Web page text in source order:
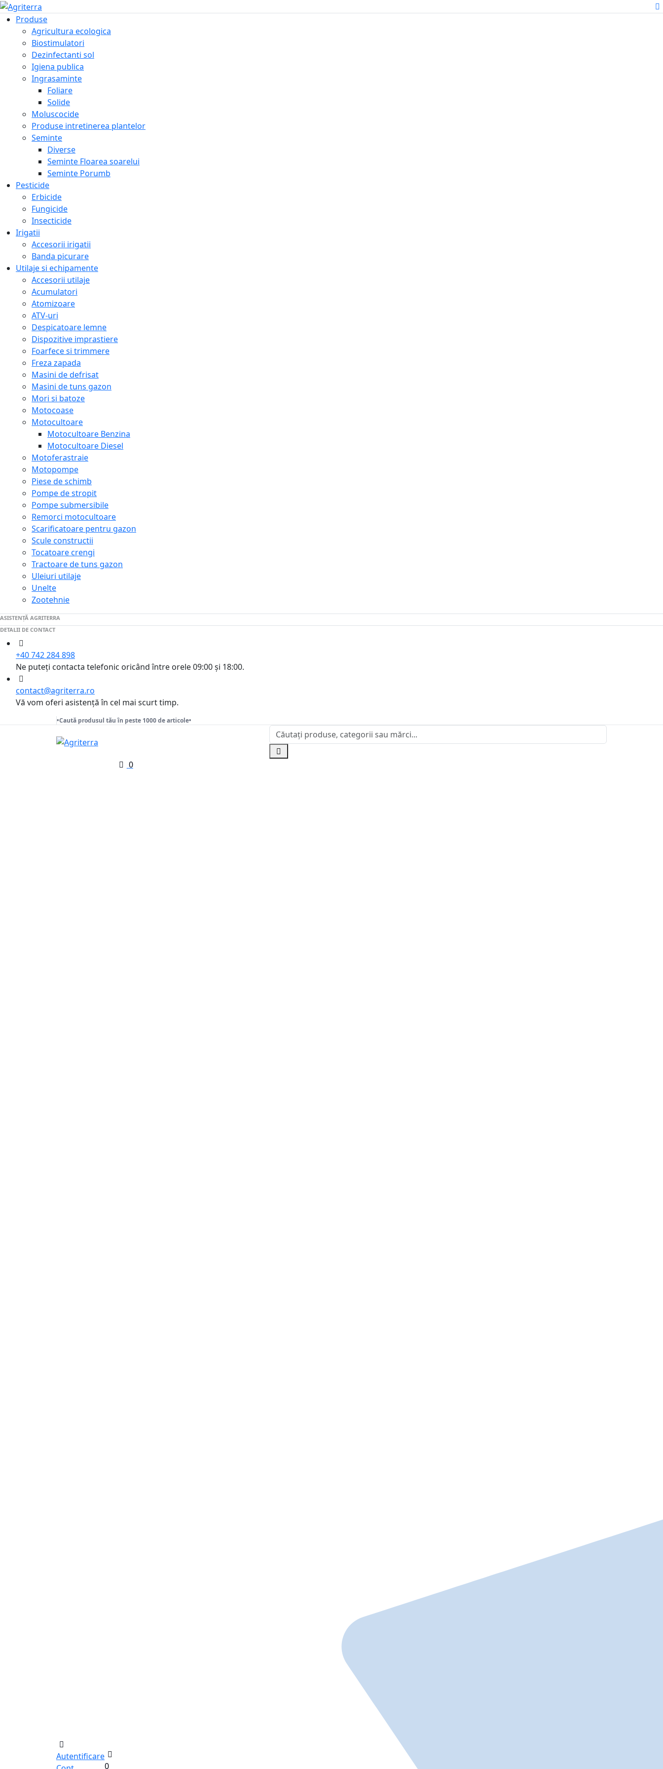
Produse
Agricultura ecologica
Biostimulatori
Dezinfectanti sol
Igiena publica
Ingrasaminte
Foliare
Solide
Moluscocide
Produse intretinerea plantelor
Seminte
Diverse
Seminte Floarea soarelui
Seminte Porumb
Pesticide
Erbicide
Fungicide
Insecticide
Irigatii
Accesorii irigatii
Banda picurare
Utilaje si echipamente
Accesorii utilaje
Acumulatori
Atomizoare
ATV-uri
Despicatoare lemne
Dispozitive imprastiere
Foarfece si trimmere
Freza zapada
Masini de defrisat
Masini de tuns gazon
Mori si batoze
Motocoase
Motocultoare
Motocultoare Benzina
Motocultoare Diesel
Motoferastraie
Motopompe
Piese de schimb
Pompe de stropit
Pompe submersibile
Remorci motocultoare
Scarificatoare pentru gazon
Scule constructii
Tocatoare crengi
Tractoare de tuns gazon
Uleiuri utilaje
Unelte
Zootehnie
ASISTENȚĂ AGRITERRA
DETALII DE CONTACT
+40 742 284 898
Ne puteți contacta telefonic oricând între orele 09:00 și 18:00.
contact@agriterra.ro
Vă vom oferi asistență în cel mai scurt timp.
•Caută produsul tău în peste 1000 de articole•
Autentificare
0
0